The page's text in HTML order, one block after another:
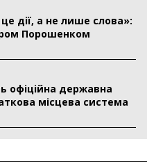
дії, а не лише слова»:
Порошенком
офіційна державна
місцева система